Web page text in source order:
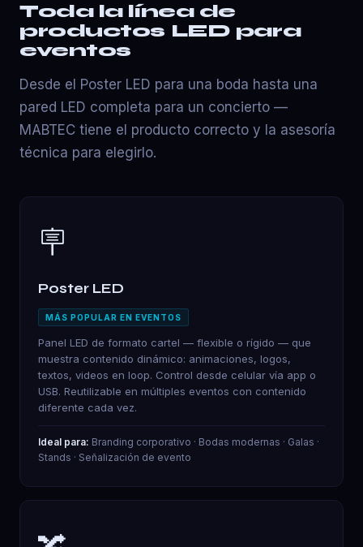
Toda la línea de
productos LED para
eventos
Desde el Poster LED para una boda hasta una
pared LED completa para un concierto —
MABTEC tiene el producto correcto y la asesoría
técnica para elegirlo.
🪧
Poster LED
MÁS POPULAR EN EVENTOS
Panel LED de formato cartel — flexible o rígido — que
muestra contenido dinámico: animaciones, logos,
textos, videos en loop. Control desde celular vía app o
USB. Reutilizable en múltiples eventos con contenido
diferente cada vez.
Ideal para: Branding corporativo · Bodas modernas · Galas ·
Stands · Señalización de evento